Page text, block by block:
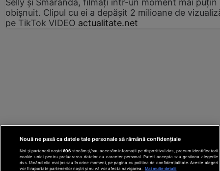
Selly și Smaranda, filmați într-un moment mai puțin
obișnuit. Clipul cu ei a depășit 2 milioane de
pe TikTok VIDEO actualitate.net
Nouă ne pasă ca datele tale personale să rămână confidențiale
Noi și partenerii noștri606 stocăm și/sau accesăm informații pe dispozitivul dvs., precum identificatorii
cookie unici pentru prelucrarea datelor cu caracter personal. Puteți accepta sau gestiona alegerile
dvs. făcând clic mai jos sau în orice moment, pe pagina cu politica de confidențialitate. Aceste alegeri
vor fi raportate partenerilor noștri și nu vă vor afecta navigarea.
Mai multe detalii